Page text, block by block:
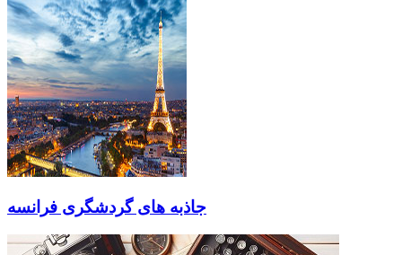
جاذبه های گردشگری فرانسه